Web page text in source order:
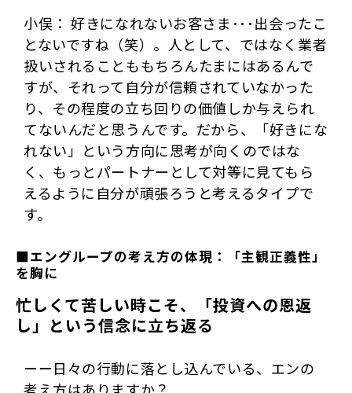
小俣： 好きになれないお客さま･･･出会ったこ
とないですね（笑）。人として、ではなく業者
扱いされることももちろんたまにはあるんで
すが、それって自分が信頼されていなかった
り、その程度の立ち回りの価値しか与えられ
てないんだと思うんです。だから、「好きにな
れない」という方向に思考が向くのではな
く、もっとパートナーとして対等に見てもら
えるように自分が頑張ろうと考えるタイプで
す。
■エングループの考え方の体現：「主観正義性」
を胸に
忙しくて苦しい時こそ、「投資への恩返
し」という信念に立ち返る
ーー日々の行動に落とし込んでいる、エンの